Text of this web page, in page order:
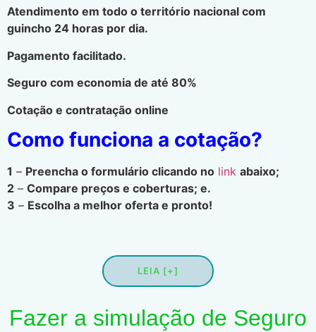
Atendimento em todo o território nacional com
guincho 24 horas por dia.
Pagamento facilitado.
Seguro com economia de até 80%
Cotação e contratação online
Como funciona a cotação?
1 – Preencha o formulário clicando no link abaixo;
2 – Compare preços e coberturas; e.
3 – Escolha a melhor oferta e pronto!
LEIA [+]
Fazer a simulação de Seguro